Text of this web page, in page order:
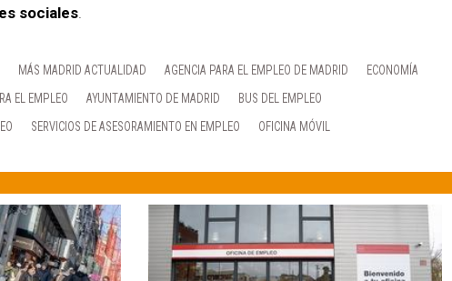
sociales.
MÁS MADRID ACTUALIDAD AGENCIA PARA EL EMPLEO DE MADRID
ECONOMÍA
EL EMPLEO AYUNTAMIENTO DE MADRID
BUS DEL EMPLEO
SERVICIOS DE ASESORAMIENTO EN EMPLEO OFICINA MÓVIL